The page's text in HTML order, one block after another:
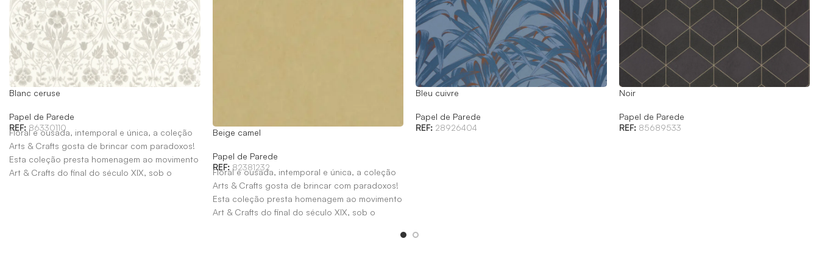
Blanc ceruse
Papel de Parede
REF: 86330110
Floral e ousada, intemporal e única, a coleção
Arts & Crafts gosta de brincar com paradoxos!
Esta coleção presta homenagem ao movimento
Art & Crafts do final do século XIX, sob o
Beige camel
Papel de Parede
REF: 82381232
Floral e ousada, intemporal e única, a coleção
Arts & Crafts gosta de brincar com paradoxos!
Esta coleção presta homenagem ao movimento
Art & Crafts do final do século XIX, sob o
Bleu cuivre
Papel de Parede
REF: 28926404
Noir
Papel de Parede
REF: 85689533